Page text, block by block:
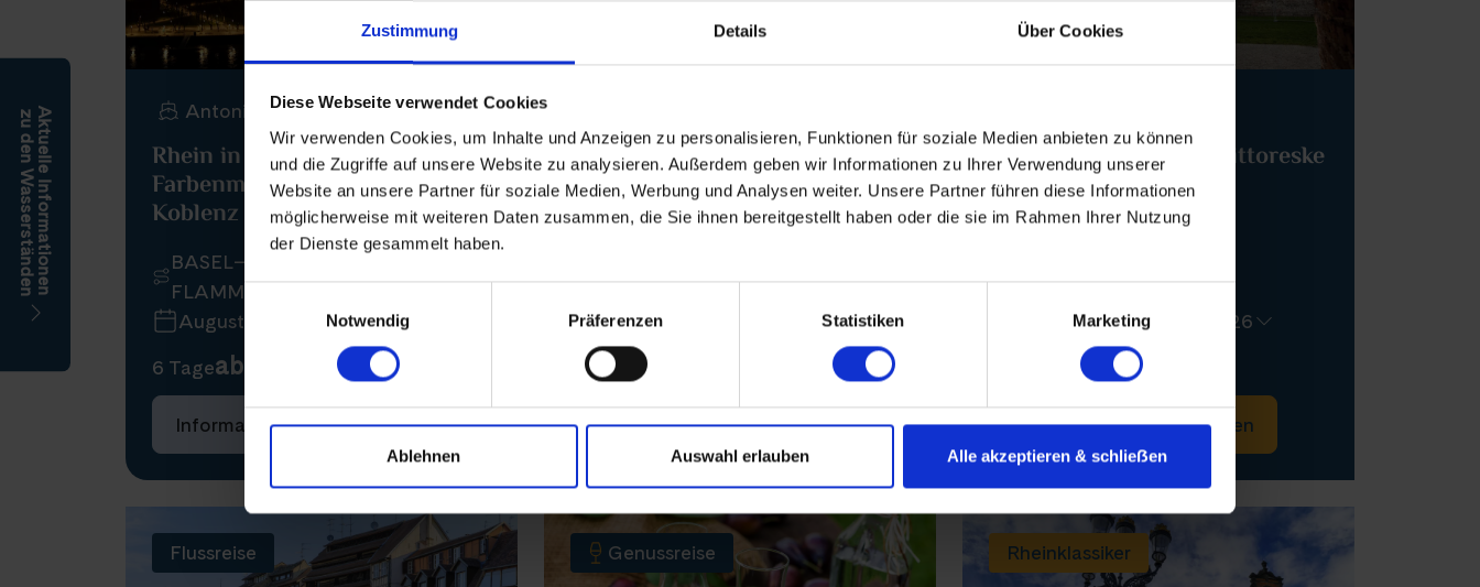
Zustimmung Details Über Cookies
Diese Webseite verwendet Cookies
Wir verwenden Cookies, um Inhalte und Anzeigen zu personalisieren, Funktionen für soziale Medien anbieten zu können
und die Zugriffe auf unsere Website zu analysieren. Außerdem geben wir Informationen zu Ihrer Verwendung unserer
Website an unsere Partner für soziale Medien, Werbung und Analysen weiter. Unsere Partner führen diese Informationen
möglicherweise mit weiteren Daten zusammen, die Sie ihnen bereitgestellt haben oder die sie im Rahmen Ihrer Nutzung
der Dienste gesammelt haben.
Notwendig
Präferenzen Statistiken Marketing
Ablehnen Auswahl erlauben Alle akzeptieren & schlieẞen
Aktuelle Informationen
zu den Wasserständen Antonio Bellucci
Rhein in Flammen: Lichter- und
Farbenmeer am Rhein in
Koblenz
BASEL–KOBLENZ (RHEIN IN
FLAMMEN)–BASEL
August 2026
6 Tageab 1.220 €
Informationen Buchen
Auf dem Fluss zum vollen
Genuss
August 2026
10 Tage
ab 1.880 €
Informationen Buchen
Romantischer Rhein, pittoreske
Mosel
August - September 2026
ab 1.760 €
Informationen Buchen
Flussreise Genussreise Rheinklassiker